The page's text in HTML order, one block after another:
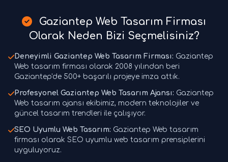
Gaziantep Web Tasarım Firması
Olarak Neden Bizi Seçmelisiniz?
Deneyimli Gaziantep Web Tasarım Firması: Gaziantep
Web tasarım firması olarak 2008 yılından beri
Gaziantep'de 500+ başarılı projeye imza attık.
Profesyonel Gaziantep Web Tasarım Ajansı: Gaziantep
Web tasarım ajansı ekibimiz, modern teknolojiler ve
güncel tasarım trendleri ile çalışıyor.
SEO Uyumlu Web Tasarım: Gaziantep Web tasarım
firması olarak SEO uyumlu web tasarım prensiplerini
uyguluyoruz.